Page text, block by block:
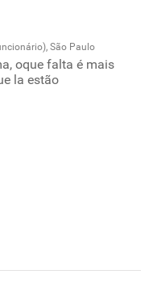
São Paulo
oque falta é mais
la estão